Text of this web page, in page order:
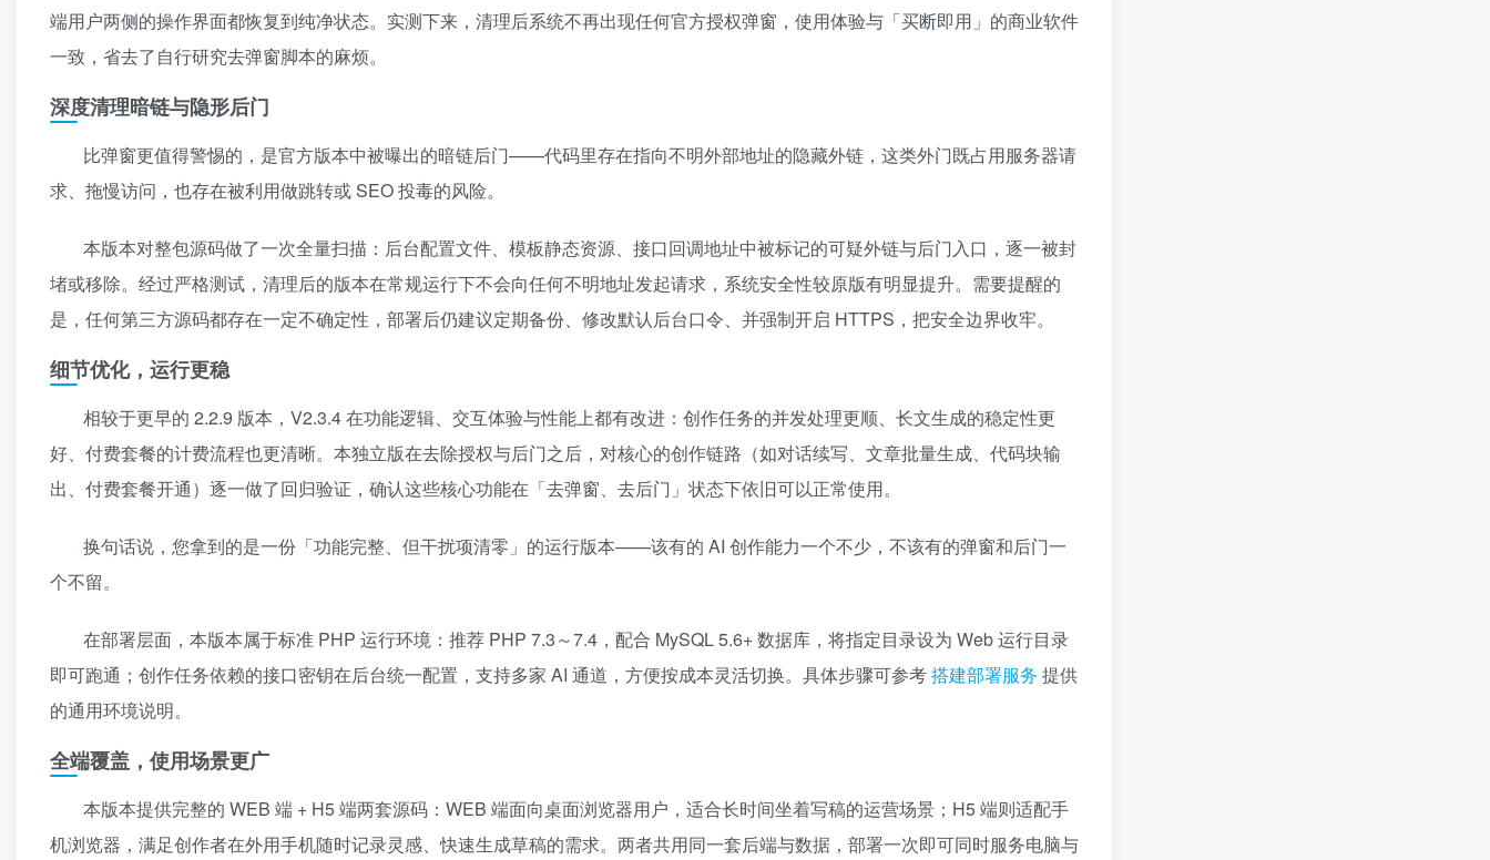
端用户两侧的操作界面都恢复到纯净状态。实测下来，清理后系统不再出现任何官方授权弹窗，使用体验与「买断即用」的商业软件
一致，省去了自行研究去弹窗脚本的麻烦。
深度清理暗链与隐形后门
比弹窗更值得警惕的，是官方版本中被曝出的暗链后门——代码里存在指向不明外部地址的隐藏外链，这类外门既占用服务器请
求、拖慢访问，也存在被利用做跳转或 SEO 投毒的风险。
本版本对整包源码做了一次全量扫描：后台配置文件、模板静态资源、接口回调地址中被标记的可疑外链与后门入口，逐一被封
堵或移除。经过严格测试，清理后的版本在常规运行下不会向任何不明地址发起请求，系统安全性较原版有明显提升。需要提醒的
是，任何第三方源码都存在一定不确定性，部署后仍建议定期备份、修改默认后台口令、并强制开启 HTTPS，把安全边界收牢。
细节优化，运行更稳
相较于更早的 2.2.9 版本，V2.3.4 在功能逻辑、交互体验与性能上都有改进：创作任务的并发处理更顺、长文生成的稳定性更
好、付费套餐的计费流程也更清晰。本独立版在去除授权与后门之后，对核心的创作链路（如对话续写、文章批量生成、代码块输
出、付费套餐开通）逐一做了回归验证，确认这些核心功能在「去弹窗、去后门」状态下依旧可以正常使用。
换句话说，您拿到的是一份「功能完整、但干扰项清零」的运行版本——该有的 AI 创作能力一个不少，不该有的弹窗和后门一
个不留。
在部署层面，本版本属于标准 PHP 运行环境：推荐 PHP 7.3～7.4，配合 MySQL 5.6+ 数据库，将指定目录设为 Web 运行目录
即可跑通；创作任务依赖的接口密钥在后台统一配置，支持多家 AI 通道，方便按成本灵活切换。具体步骤可参考搭建部署服务 提供
的通用环境说明。
全端覆盖，使用场景更广
本版本提供完整的 WEB 端 + H5 端两套源码：WEB 端面向桌面浏览器用户，适合长时间坐着写稿的运营场景；H5 端则适配手
机浏览器，满足创作者在外用手机随时记录灵感、快速生成草稿的需求。两者共用同一套后端与数据，部署一次即可同时服务电脑与